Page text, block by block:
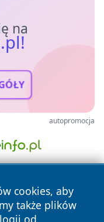
na
autopromocja
cookies, aby
także plików
od